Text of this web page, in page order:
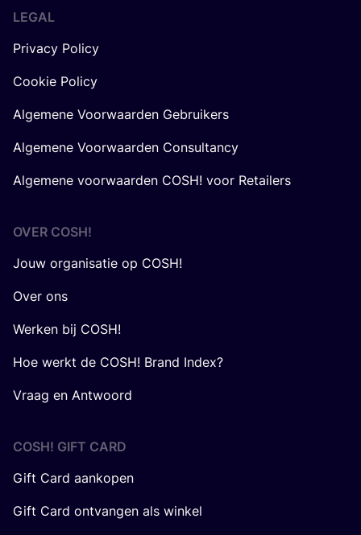
LEGAL
Privacy Policy
Cookie Policy
Algemene Voorwaarden Gebruikers
Algemene Voorwaarden Consultancy
Algemene voorwaarden COSH! voor Retailers
OVER COSH!
Jouw organisatie op COSH!
Over ons
Werken bij COSH!
Hoe werkt de COSH! Brand Index?
Vraag en Antwoord
COSH! GIFT CARD
Gift Card aankopen
Gift Card ontvangen als winkel